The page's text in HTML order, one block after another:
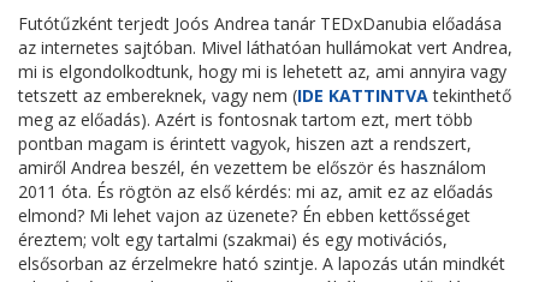
Futótűzként terjedt Joós Andrea tanár TEDxDanubia előadása
az internetes sajtóban. Mivel láthatóan hullámokat vert Andrea,
mi is elgondolkodtunk, hogy mi is lehetett az, ami annyira vagy
tetszett az embereknek, vagy nem (IDE KATTINTVAtekinthető
meg az előadás). Azért is fontosnak tartom ezt, mert több
pontban magam is érintett vagyok, hiszen azt a rendszert,
amiről Andrea beszél, én vezettem be először és használom
2011 óta. És rögtön az első kérdés: mi az, amit ez az előadás
elmond? Mi lehet vajon az üzenete? Én ebben kettősséget
éreztem; volt egy tartalmi (szakmai) és egy motivációs,
elsősorban az érzelmekre ható szintje. A lapozás után mindkét